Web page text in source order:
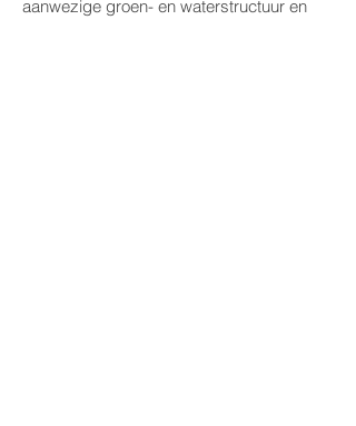
aanwezige groen- en waterstructuur en